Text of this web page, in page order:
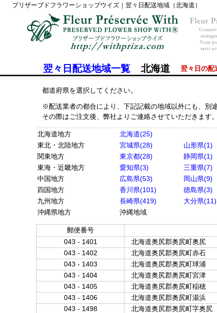
プリザーブドフラワーショップウイズ｜翌々日配送地域（北海道）
翌々日配送地域一覧 北海道 翌々日の配
都道府県を選択してください。
※配送業者の都合により、下記記載の地域以外にも、別
その際はご注文後、弊社よりご連絡させていただきます
北海道地方
北海道(25)
東北・北陸地方
宮城県(28)
山形県(1)
関東地方
東京都(28)
静岡県(1)
東海・近畿地方
愛知県(3)
三重県(7)
中国地方
広島県(53)
岡山県(9)
四国地方
香川県(101)
徳島県(3)
九州地方
長崎県(419)
大分県(11)
沖縄県地方
沖縄地域
郵便番号
043 - 1401
北海道奥尻郡奥尻町奥尻
043 - 1402
北海道奥尻郡奥尻町赤石
043 - 1403
北海道奥尻郡奥尻町球浦
043 - 1404
北海道奥尻郡奥尻町宮津
043 - 1405
北海道奥尻郡奥尻町稲穂
043 - 1406
北海道奥尻郡奥尻町湯浜
043 - 1498
北海道奥尻郡奥尻町字奥尻